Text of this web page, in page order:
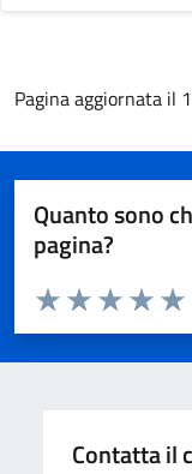
Pagina aggiornata il
Quanto sono
pagina?
Valuta da 1 a 5 stelle la
Valuta
Valuta 3
Valuta 2 stelle
Valuta 1 stelle su 5
Contatta il